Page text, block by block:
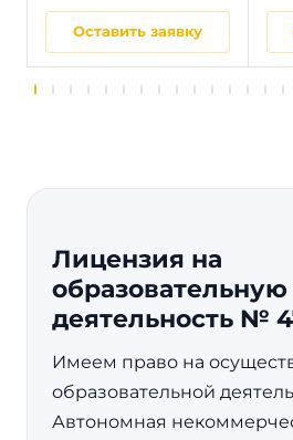
Оставить заявку
Лицензия на
образовательную
деятельность №
Имеем право на
образовательной
Автономная